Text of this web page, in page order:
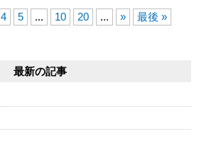
4 5 ... 10 20 ... » 最後 »
最新の記事